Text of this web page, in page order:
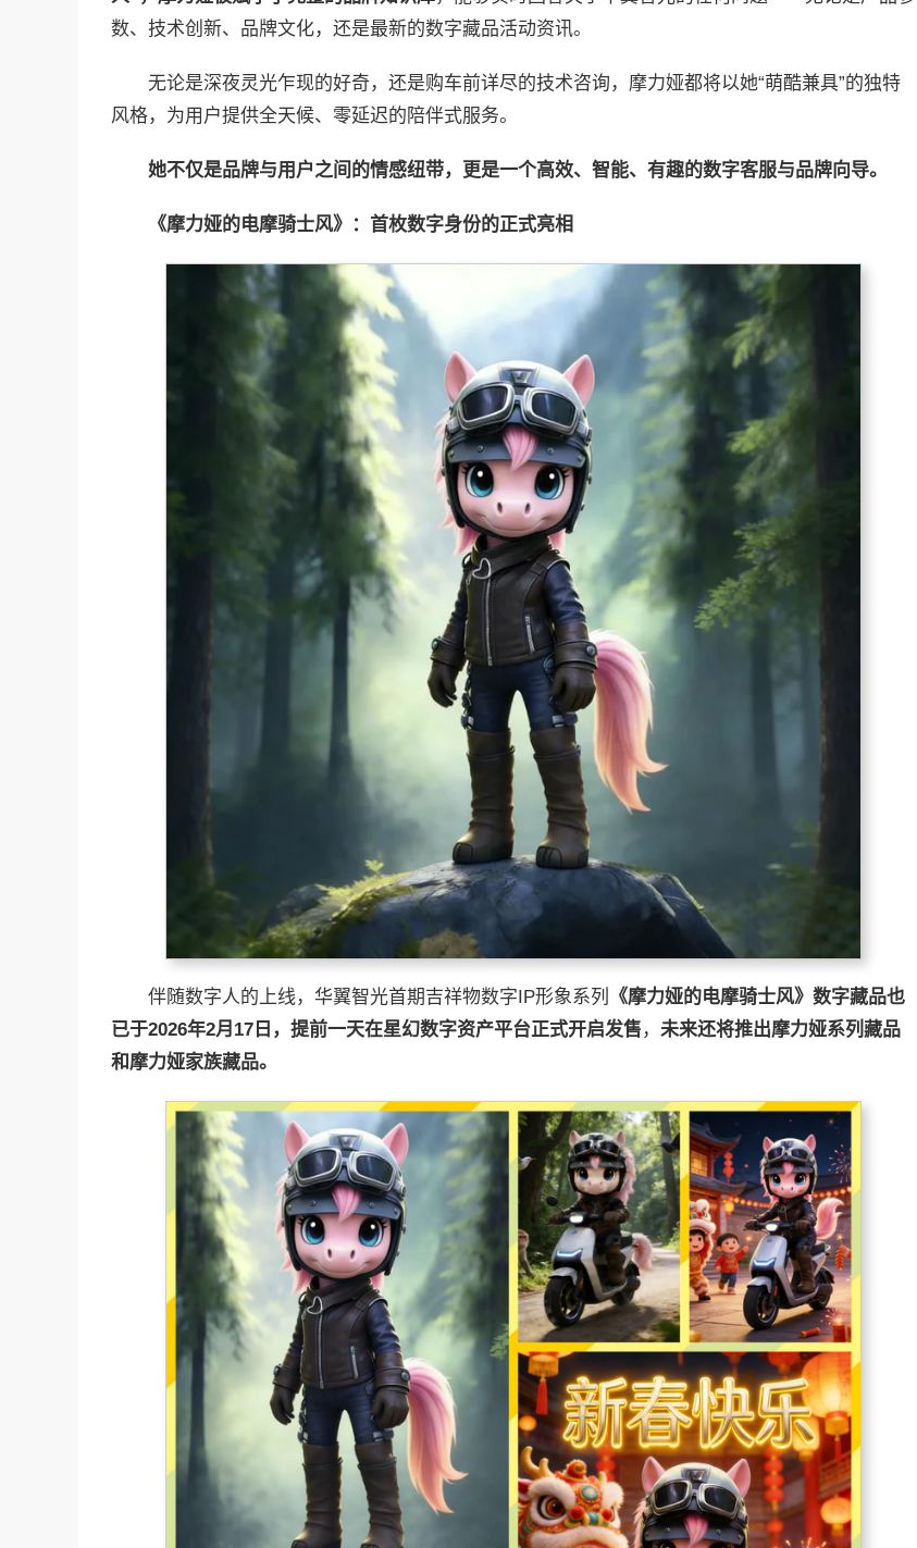
数、技术创新、品牌文化，还是最新的数字藏品活动资讯。
无论是深夜灵光乍现的好奇，还是购车前详尽的技术咨询，摩力娅都将以她“萌酷兼具”的独特
风格，为用户提供全天候、零延迟的陪伴式服务。
她不仅是品牌与用户之间的情感纽带，更是一个高效、智能、有趣的数字客服与品牌向导。
《摩力娅的电摩骑士风》：首枚数字身份的正式亮相
伴随数字人的上线，华翼智光首期吉祥物数字IP形象系列
《摩力娅的电摩骑士风》数字藏品也
已于2026年2月 17 日，提前一天在星幻数字资产平台正式开启发售 ， 未来还将推出摩力娅系列藏品
和摩力娅家族藏品。